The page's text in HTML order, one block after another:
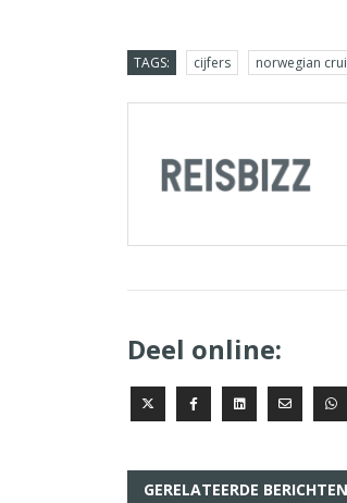
TAGS: cijfers norwegian
Deel online:
GERELATEERDE BERICHTEN